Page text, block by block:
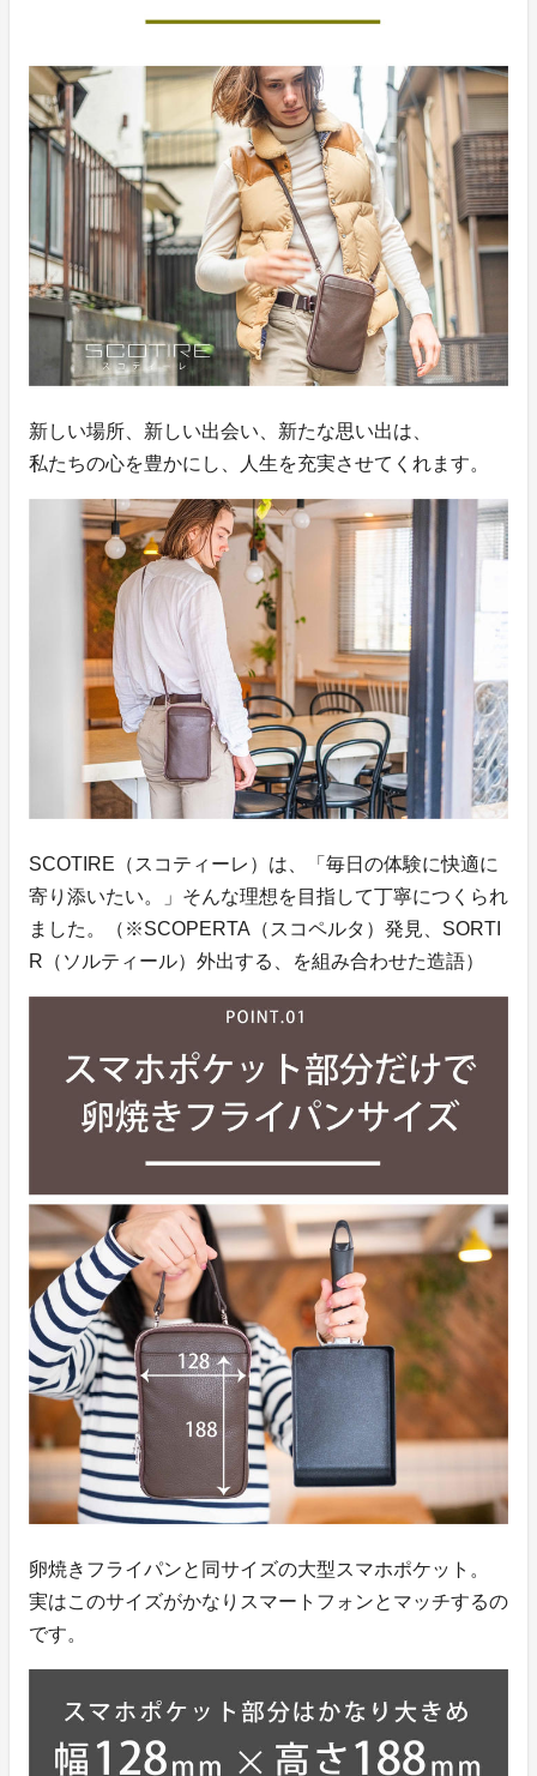
新しい場所、新しい出会い、新たな思い出は、
私たちの心を豊かにし、人生を充実させてくれます。
SCOTIRE（スコティーレ）は、「毎日の体験に快適に
寄り添いたい。」そんな理想を目指して丁寧につくられ
ました。（※SCOPERTA（スコペルタ）発見、SORTI
R（ソルティール）外出する、を組み合わせた造語）
卵焼きフライパンと同サイズの大型スマホポケット。
実はこのサイズがかなりスマートフォンとマッチするの
です。